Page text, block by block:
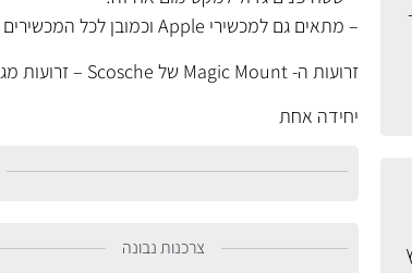
– מתאים גם למכשירי Apple וכמובן לכל המכשירים האחרים בשוק!
זרועות ה- Magic Mount של Scosche – זרועות מגנטיים מתקדמים וחזקים.
יחידה אחת
צרכנות נבונה